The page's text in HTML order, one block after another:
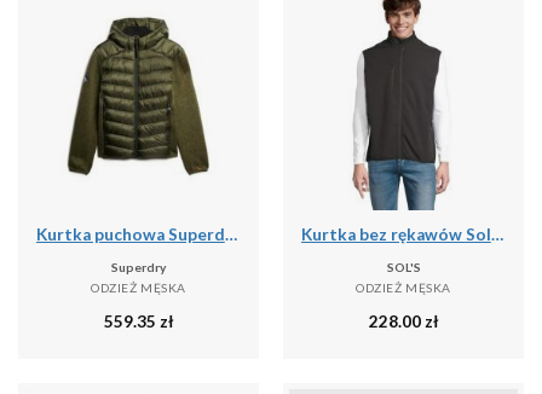
Kurtka puchowa Superdry Storm Hybrid
Superdry
ODZIEŻ MĘSKA
559.35 zł
Kurtka bez rękawów Sol's Falcon Bw
SOL'S
ODZIEŻ MĘSKA
228.00 zł